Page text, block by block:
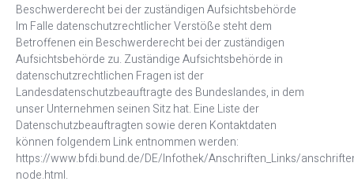
Beschwerderecht bei der zuständigen Aufsichtsbehörde
Im Falle datenschutzrechtlicher Verstöße steht dem
Betroffenen ein Beschwerderecht bei der zuständigen
Aufsichtsbehörde zu. Zuständige Aufsichtsbehörde in
datenschutzrechtlichen Fragen ist der
Landesdatenschutzbeauftragte des Bundeslandes, in dem
unser Unternehmen seinen Sitz hat. Eine Liste der
Datenschutzbeauftragten sowie deren Kontaktdaten
können folgendem Link entnommen werden:
https://www.bfdi.bund.de/DE/Infothek/Anschriften_Links/
node.html.